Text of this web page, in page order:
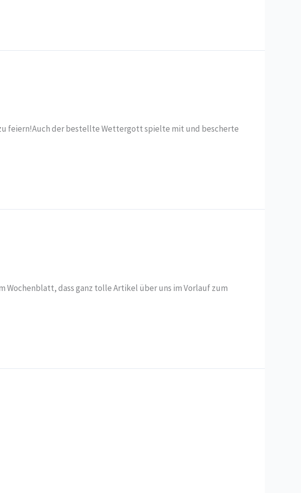
feiern!Auch der bestellte Wettergott spielte mit und bescherte
Wochenblatt, dass ganz tolle Artikel über uns im Vorlauf zum